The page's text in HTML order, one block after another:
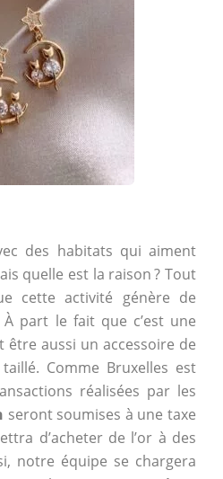
des habitats qui aiment
quelle est la raison ? Tout
cette activité génère de
part le fait que c’est une
être aussi un accessoire de
Comme Bruxelles est
réalisées par les
seront soumises à une taxe
d’acheter de l’or à des
notre équipe se chargera